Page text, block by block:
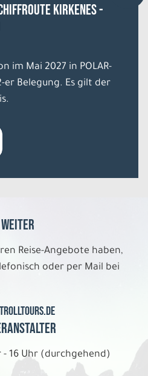
Kirkenes -
im Mai 2027 in POLAR-
er Belegung. Es gilt der
weiter
Reise-Angebote haben,
oder per Mail bei
- 16 Uhr (durchgehend)